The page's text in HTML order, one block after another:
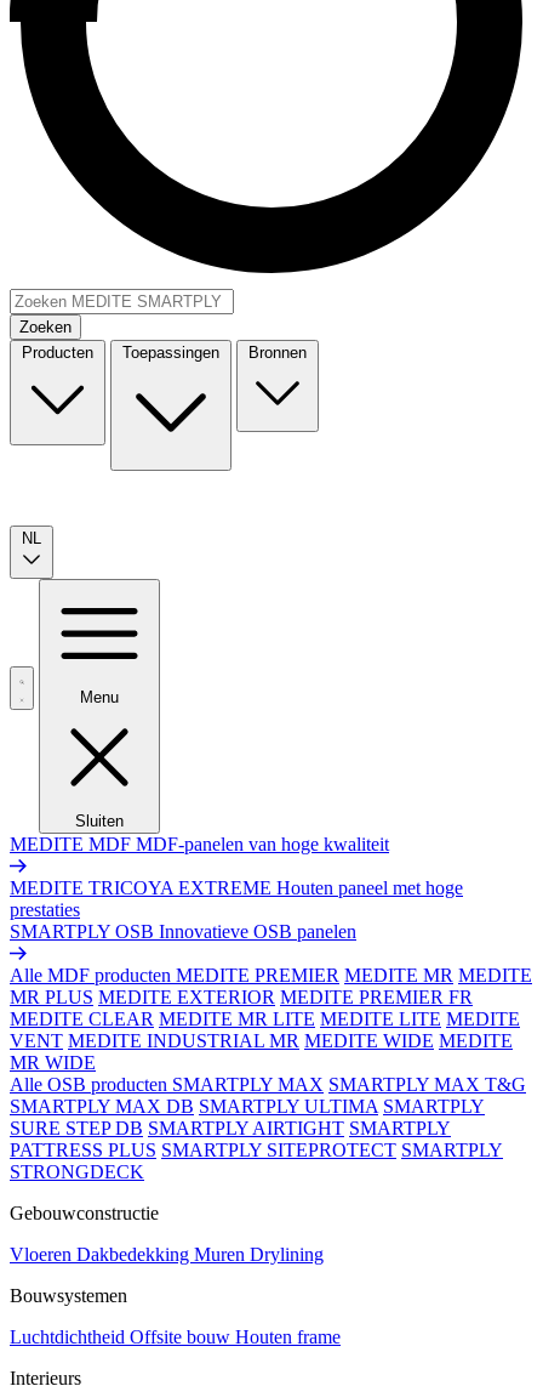
Zoeken
Producten
Toepassingen Bronnen
NL
Menu
Sluiten
MEDITE MDF MDF-panelen van hoge kwaliteit
MEDITE TRICOYA EXTREME Houten paneel met hoge
prestaties
SMARTPLY OSB Innovatieve OSB panelen
Alle MDF producten MEDITE PREMIER MEDITE MR MEDITE
MR PLUS MEDITE EXTERIOR MEDITE PREMIER FR
MEDITE CLEAR MEDITE MR LITE MEDITE LITE MEDITE
VENT MEDITE INDUSTRIAL MR MEDITE WIDE MEDITE
MR WIDE
Alle OSB producten SMARTPLY MAX SMARTPLY MAX T&G
SMARTPLY MAX DB SMARTPLY ULTIMA SMARTPLY
SURE STEP DB SMARTPLY AIRTIGHT SMARTPLY
PATTRESS PLUS SMARTPLY SITEPROTECT SMARTPLY
STRONGDECK
Gebouwconstructie
Vloeren Dakbedekking Muren Drylining
Bouwsystemen
Luchtdichtheid Offsite bouw Houten frame
Interieurs